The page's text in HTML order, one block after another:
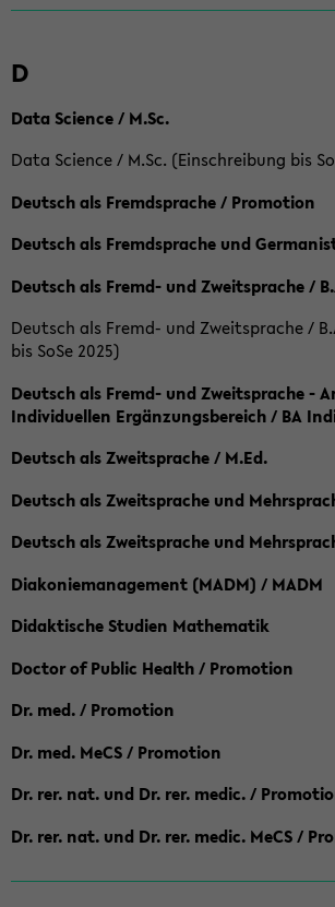
D
Data Science / M.Sc.
Data Science / M.Sc. (Einschreibung bis
Deutsch als Fremdsprache / Promotion
Deutsch als Fremdsprache und
Deutsch als Fremd- und Zweitsprache /
Deutsch als Fremd- und Zweitsprache /
bis SoSe 2025)
Deutsch als Fremd- und Zweitsprache -
Individuellen Ergänzungsbereich / BA
Deutsch als Zweitsprache / M.Ed.
Deutsch als Zweitsprache und
Deutsch als Zweitsprache und
Diakoniemanagement (MADM) / MADM
Didaktische Studien Mathematik
Doctor of Public Health / Promotion
Dr. med. / Promotion
Dr. med. MeCS / Promotion
Dr. rer. nat. und Dr. rer. medic. /
Dr. rer. nat. und Dr. rer. medic. MeCS /